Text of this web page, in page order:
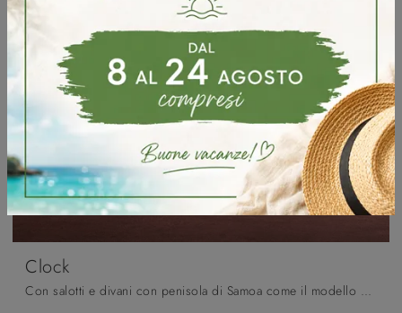
Clock
Con salotti e divani con penisola di Samoa come il modello Clock in tessuto, potrai completare il tuo concept d'arredo.